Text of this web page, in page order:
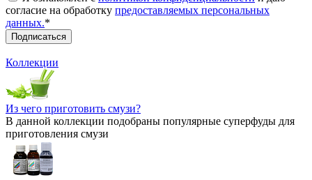
согласие на обработку предоставляемых персональных
данных.*
Коллекции
Из чего приготовить смузи?
В данной коллекции подобраны популярные суперфуды для
приготовления смузи